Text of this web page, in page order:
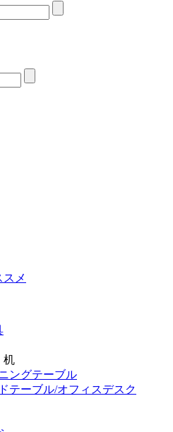
メ
机
ングテーブル
テーブル/オフィスデスク